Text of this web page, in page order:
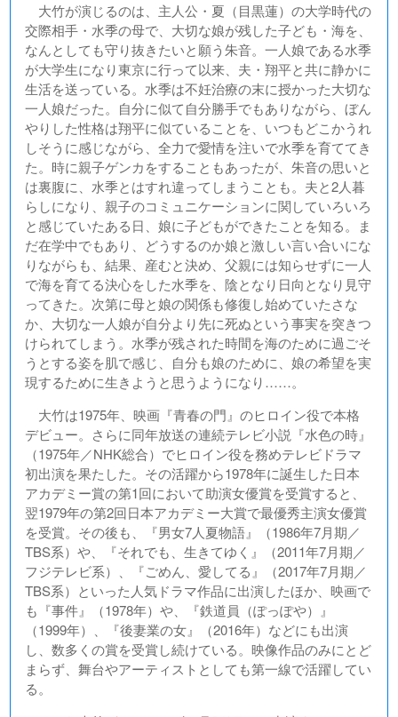
大竹が演じるのは、主人公・夏（目黒蓮）の大学時代の
交際相手・水季の母で、大切な娘が残した子ども・海を、
なんとしても守り抜きたいと願う朱音。一人娘である水季
が大学生になり東京に行って以来、夫・翔平と共に静かに
生活を送っている。水季は不妊治療の末に授かった大切な
一人娘だった。自分に似て自分勝手でもありながら、ぼん
やりした性格は翔平に似ていることを、いつもどこかうれ
しそうに感じながら、全力で愛情を注いで水季を育ててき
た。時に親子ゲンカをすることもあったが、朱音の思いと
は裏腹に、水季とはすれ違ってしまうことも。夫と2人暮
らしになり、親子のコミュニケーションに関していろいろ
と感じていたある日、娘に子どもができたことを知る。ま
だ在学中でもあり、どうするのか娘と激しい言い合いにな
りながらも、結果、産むと決め、父親には知らせずに一人
で海を育てる決心をした水季を、陰となり日向となり見守
ってきた。次第に母と娘の関係も修復し始めていたさな
か、大切な一人娘が自分より先に死ぬという事実を突きつ
けられてしまう。水季が残された時間を海のために過ごそ
うとする姿を肌で感じ、自分も娘のために、娘の希望を実
現するために生きようと思うようになり……。
大竹は1975年、映画『青春の門』のヒロイン役で本格
デビュー。さらに同年放送の連続テレビ小説『水色の時』
（1975年／NHK総合）でヒロイン役を務めテレビドラマ
初出演を果たした。その活躍から1978年に誕生した日本
アカデミー賞の第1回において助演女優賞を受賞すると、
翌1979年の第2回日本アカデミー大賞で最優秀主演女優賞
を受賞。その後も、『男女7人夏物語』（1986年7月期／
TBS系）や、『それでも、生きてゆく』（2011年7月期／
フジテレビ系）、『ごめん、愛してる』（2017年7月期／
TBS系）といった人気ドラマ作品に出演したほか、映画で
も『事件』（1978年）や、『鉄道員（ぽっぽや）』
（1999年）、『後妻業の女』（2016年）などにも出演
し、数多くの賞を受賞し続けている。映像作品のみにとど
まらず、舞台やアーティストとしても第一線で活躍してい
る。